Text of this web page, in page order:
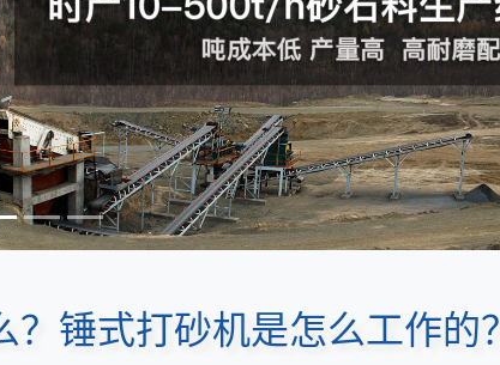
锤式打砂机是怎么工作的？